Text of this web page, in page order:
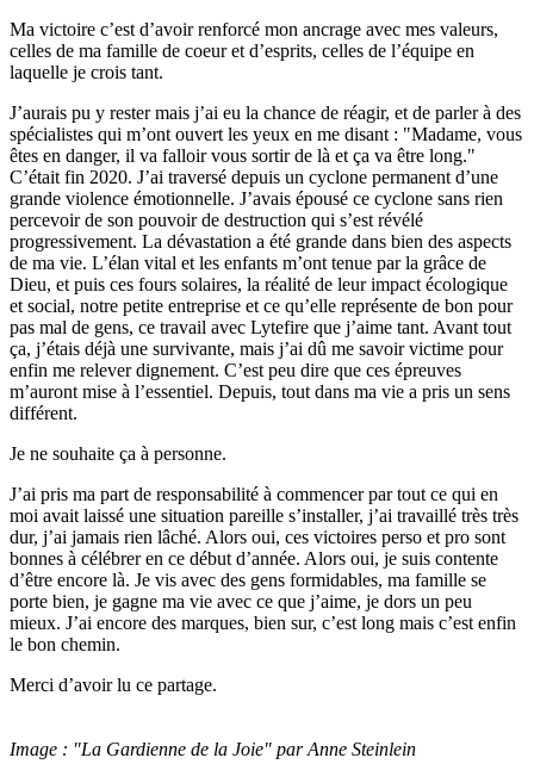
Ma victoire c’est d’avoir renforcé mon ancrage avec mes valeurs,
celles de ma famille de coeur et d’esprits, celles de l’équipe en
laquelle je crois tant.
J’aurais pu y rester mais j’ai eu la chance de réagir, et de parler à des
spécialistes qui m’ont ouvert les yeux en me disant : "Madame, vous
êtes en danger, il va falloir vous sortir de là et ça va être long."
C’était fin 2020. J’ai traversé depuis un cyclone permanent d’une
grande violence émotionnelle. J’avais épousé ce cyclone sans rien
percevoir de son pouvoir de destruction qui s’est révélé
progressivement. La dévastation a été grande dans bien des aspects
de ma vie. L’élan vital et les enfants m’ont tenue par la grâce de
Dieu, et puis ces fours solaires, la réalité de leur impact écologique
et social, notre petite entreprise et ce qu’elle représente de bon pour
pas mal de gens, ce travail avec Lytefire que j’aime tant. Avant tout
ça, j’étais déjà une survivante, mais j’ai dû me savoir victime pour
enfin me relever dignement. C’est peu dire que ces épreuves
m’auront mise à l’essentiel. Depuis, tout dans ma vie a pris un sens
différent.
Je ne souhaite ça à personne.
J’ai pris ma part de responsabilité à commencer par tout ce qui en
moi avait laissé une situation pareille s’installer, j’ai travaillé très très
dur, j’ai jamais rien lâché. Alors oui, ces victoires perso et pro sont
bonnes à célébrer en ce début d’année. Alors oui, je suis contente
d’être encore là. Je vis avec des gens formidables, ma famille se
porte bien, je gagne ma vie avec ce que j’aime, je dors un peu
mieux. J’ai encore des marques, bien sur, c’est long mais c’est enfin
le bon chemin.
Merci d’avoir lu ce partage.
Image : "La Gardienne de la Joie" par Anne Steinlein